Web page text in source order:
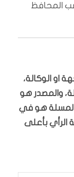
المحافظ
او الوكالة،
والمصدر هو
المسلة هو في
الرأي بأعلى